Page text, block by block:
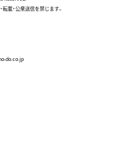
載・公衆送信を禁じます。
do.co.jp